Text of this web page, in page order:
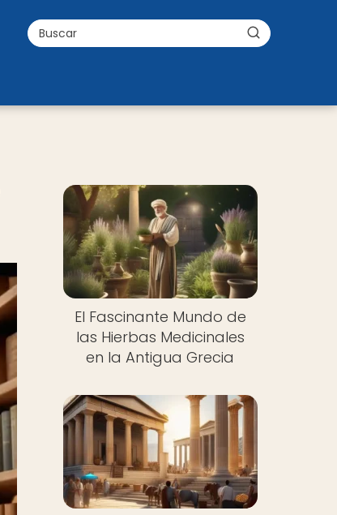
El Fascinante Mundo de
las Hierbas Medicinales
en la Antigua Grecia